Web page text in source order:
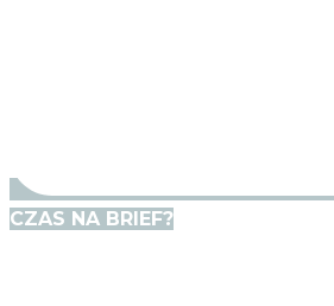
CZAS NA BRIEF?